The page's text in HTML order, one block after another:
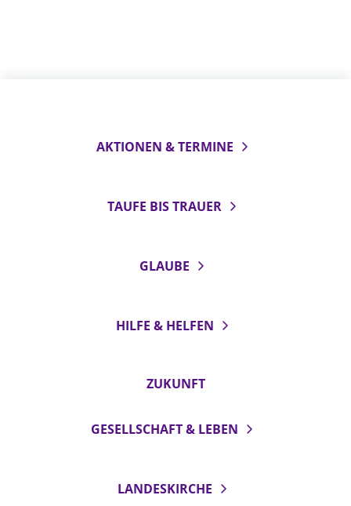
AKTIONEN & TERMINE
TAUFE BIS TRAUER
GLAUBE
HILFE & HELFEN
ZUKUNFT
GESELLSCHAFT & LEBEN
LANDESKIRCHE